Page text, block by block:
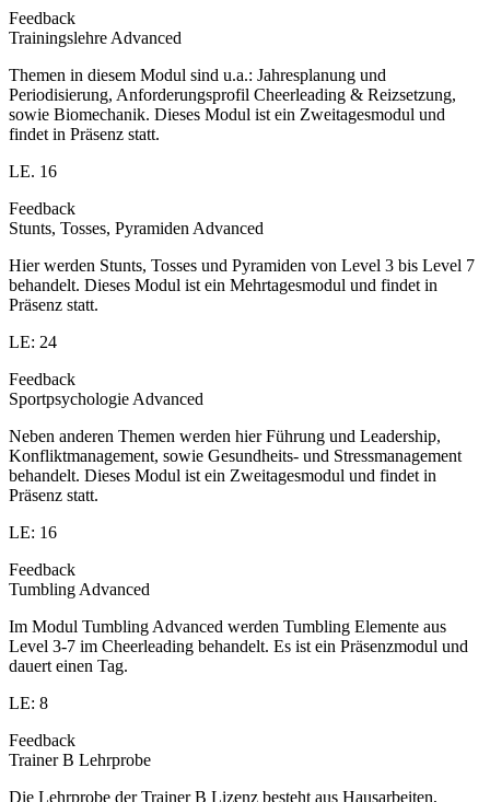
Feedback
Trainingslehre Advanced
Themen in diesem Modul sind u.a.: Jahresplanung und
Periodisierung, Anforderungsprofil Cheerleading & Reizsetzung,
sowie Biomechanik. Dieses Modul ist ein Zweitagesmodul und
findet in Präsenz statt.
LE. 16
Feedback
Stunts, Tosses, Pyramiden Advanced
Hier werden Stunts, Tosses und Pyramiden von Level 3 bis Level 7
behandelt. Dieses Modul ist ein Mehrtagesmodul und findet in
Präsenz statt.
LE: 24
Feedback
Sportpsychologie Advanced
Neben anderen Themen werden hier Führung und Leadership,
Konfliktmanagement, sowie Gesundheits- und Stressmanagement
behandelt. Dieses Modul ist ein Zweitagesmodul und findet in
Präsenz statt.
LE: 16
Feedback
Tumbling Advanced
Im Modul Tumbling Advanced werden Tumbling Elemente aus
Level 3-7 im Cheerleading behandelt. Es ist ein Präsenzmodul und
dauert einen Tag.
LE: 8
Feedback
Trainer B Lehrprobe
Die Lehrprobe der Trainer B Lizenz besteht aus Hausarbeiten,